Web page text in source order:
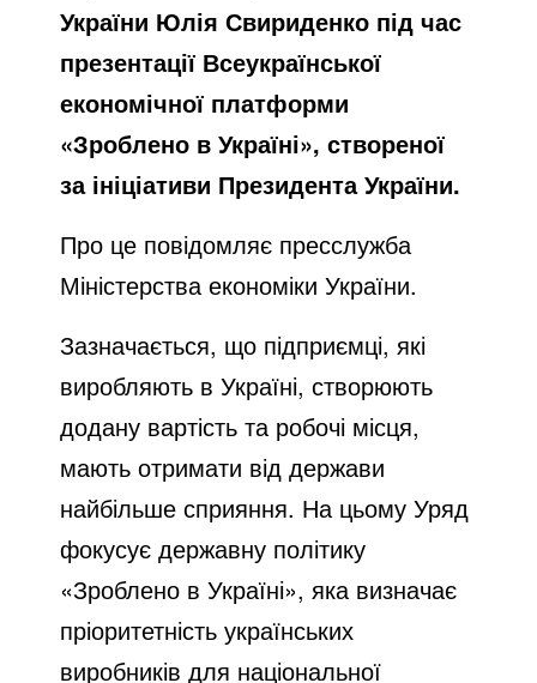
України Юлія Свириденко під час
презентації Всеукраїнської
економічної платформи
«Зроблено в Україні», створеної
за ініціативи Президента України.
Про це повідомляє пресслужба
Міністерства економіки України.
Зазначається, що підприємці, які
виробляють в Україні, створюють
додану вартість та робочі місця,
мають отримати від держави
найбільше сприяння. На цьому Уряд
фокусує державну політику
«Зроблено в Україні», яка визначає
пріоритетність українських
виробників для національної